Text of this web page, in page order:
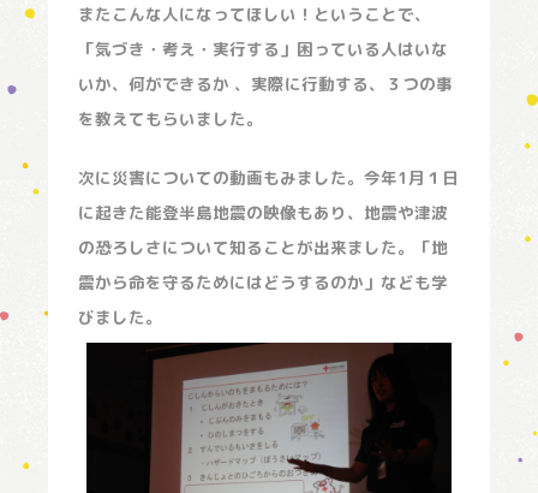
またこんな人になってほしい！ということで、
「気づき・考え・実行する」困っている人はいな
いか、何ができるか 、実際に行動する、３つの事
を教えてもらいました。
次に災害についての動画もみました。今年1月１日
に起きた能登半島地震の映像もあり、地震や津波
の恐ろしさについて知ることが出来ました。「地
震から命を守るためにはどうするのか」なども学
びました。